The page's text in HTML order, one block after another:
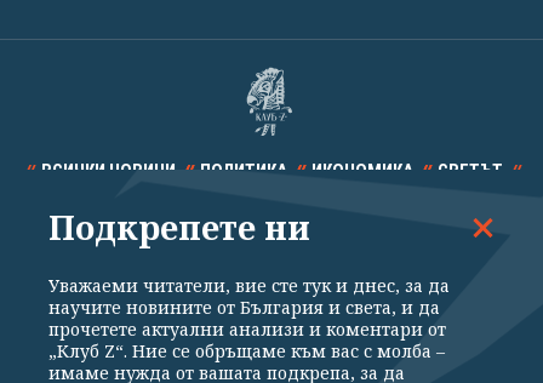
ВСИЧКИ НОВИНИ ПОЛИТИКА ИКОНОМИКА СВЕТЪТ
СПОРТ КУЛТУРА ТЕХНОЛОГИИ КАЛЕЙДОСКОП
Подкрепете ни
Уважаеми читатели, вие сте тук и днес, за да
научите новините от България и света, и да
прочетете актуални анализи и коментари от
„Клуб Z“. Ние се обръщаме към вас с молба –
имаме нужда от вашата подкрепа, за да